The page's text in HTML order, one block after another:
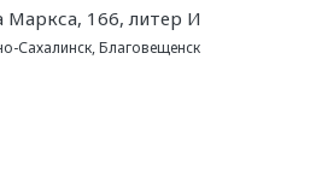
Маркса, 166, литер И
Сахалинск,Благовещенск